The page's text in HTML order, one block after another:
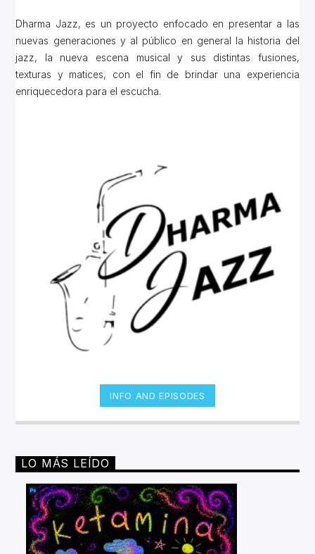
Dharma Jazz, es un proyecto enfocado en presentar a las
nuevas generaciones y al público en general la historia del
jazz, la nueva escena musical y sus distintas fusiones,
texturas y matices, con el fin de brindar una experiencia
enriquecedora para el escucha.
INFO AND EPISODES
LO MÁS LEÍDO